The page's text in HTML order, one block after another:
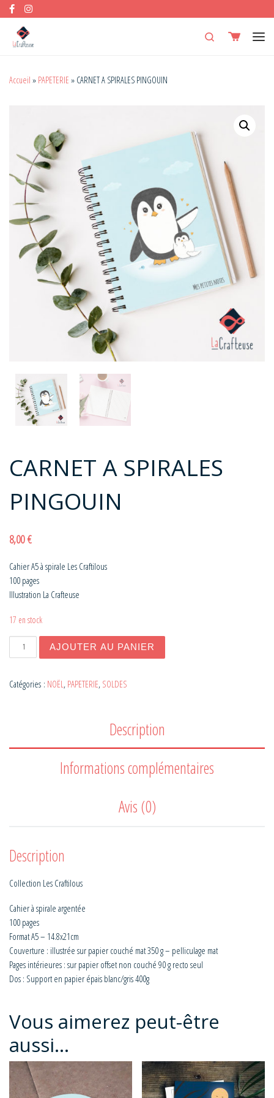
Skip to content
Search
Accueil » PAPETERIE » CARNET A SPIRALES PINGOUIN
CARNET A SPIRALES
PINGOUIN
8,00€
Cahier A5 à spirale Les Craftilous
100 pages
Illustration La Crafteuse
17 en stock
quantité de CARNET A SPIRALES PINGOUIN
AJOUTER AU PANIER
Catégories : NOËL , PAPETERIE, SOLDES
Description
Informations complémentaires
Avis (0)
Description
Collection Les Craftilous
Cahier à spirale argentée
100 pages
Format A5 – 14.8x21cm
Couverture : illustrée sur papier couché mat 350 g – pelliculage mat
Pages intérieures : sur papier offset non couché 90 g recto seul
Dos : Support en papier épais blanc/gris 400g
Vous aimerez peut-être
aussi…